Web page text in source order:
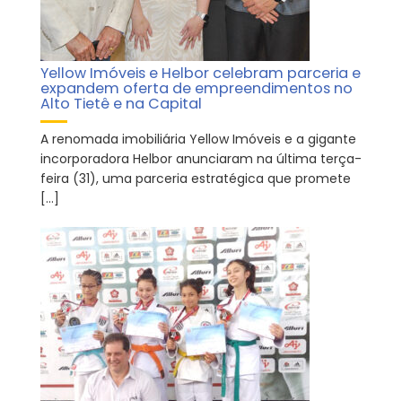
Yellow Imóveis e Helbor celebram parceria e
expandem oferta de empreendimentos no
Alto Tietê e na Capital
A renomada imobiliária Yellow Imóveis e a gigante
incorporadora Helbor anunciaram na última terça-
feira (31), uma parceria estratégica que promete
[…]